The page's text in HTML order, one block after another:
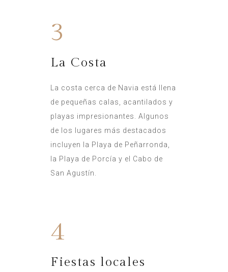
3
La Costa
La costa cerca de Navia está llena
de pequeñas calas, acantilados y
playas impresionantes. Algunos
de los lugares más destacados
incluyen la Playa de Peñarronda,
la Playa de Porcía y el Cabo de
San Agustín.
4
Fiestas locales